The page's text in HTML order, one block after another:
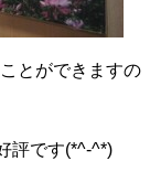
とができますの
評です(*^-^*)